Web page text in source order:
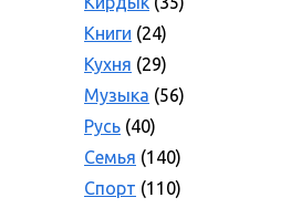
Книги (24)
Кухня (29)
Музыка (56)
Русь (40)
Семья (140)
Спорт (110)